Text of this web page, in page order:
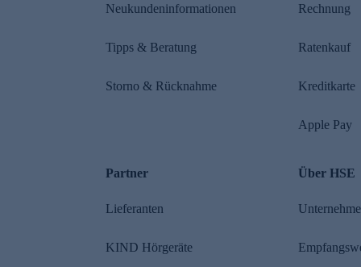
Neukundeninformationen
Tipps & Beratung
Storno & Rücknahme
Rechnung
Ratenkauf
Kreditkarte
Apple Pay
Partner
Lieferanten
KIND Hörgeräte
Über HSE